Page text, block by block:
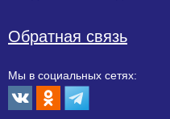
Обратная связь
Мы в социальных сетях: